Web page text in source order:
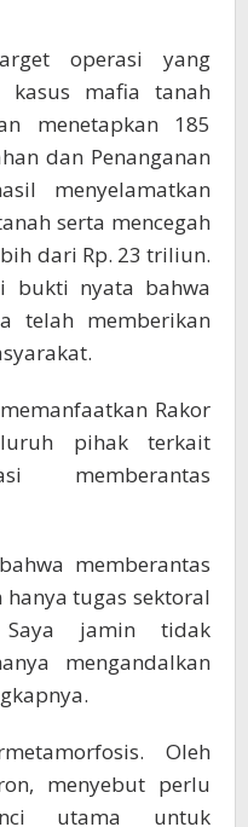
operasi yang
kasus mafia tanah
menetapkan 185
dan Penanganan
menyelamatkan
serta mencegah
dari Rp. 23 triliun.
bukti nyata bahwa
telah memberikan
Rakor
pihak terkait
memberantas
memberantas
tugas sektoral
Saya jamin tidak
mengandalkan
Oleh
menyebut perlu
utama untuk